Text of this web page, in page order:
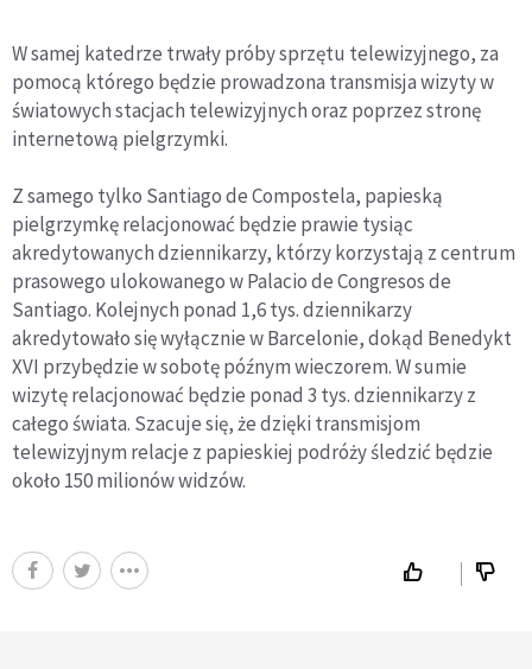
W samej katedrze trwały próby sprzętu telewizyjnego, za
pomocą którego będzie prowadzona transmisja wizyty w
światowych stacjach telewizyjnych oraz poprzez stronę
internetową pielgrzymki.
Z samego tylko Santiago de Compostela, papieską
pielgrzymkę relacjonować będzie prawie tysiąc
akredytowanych dziennikarzy, którzy korzystają z centrum
prasowego ulokowanego w Palacio de Congresos de
Santiago. Kolejnych ponad 1,6 tys. dziennikarzy
akredytowało się wyłącznie w Barcelonie, dokąd Benedykt
XVI przybędzie w sobotę późnym wieczorem. W sumie
wizytę relacjonować będzie ponad 3 tys. dziennikarzy z
całego świata. Szacuje się, że dzięki transmisjom
telewizyjnym relacje z papieskiej podróży śledzić będzie
około 150 milionów widzów.